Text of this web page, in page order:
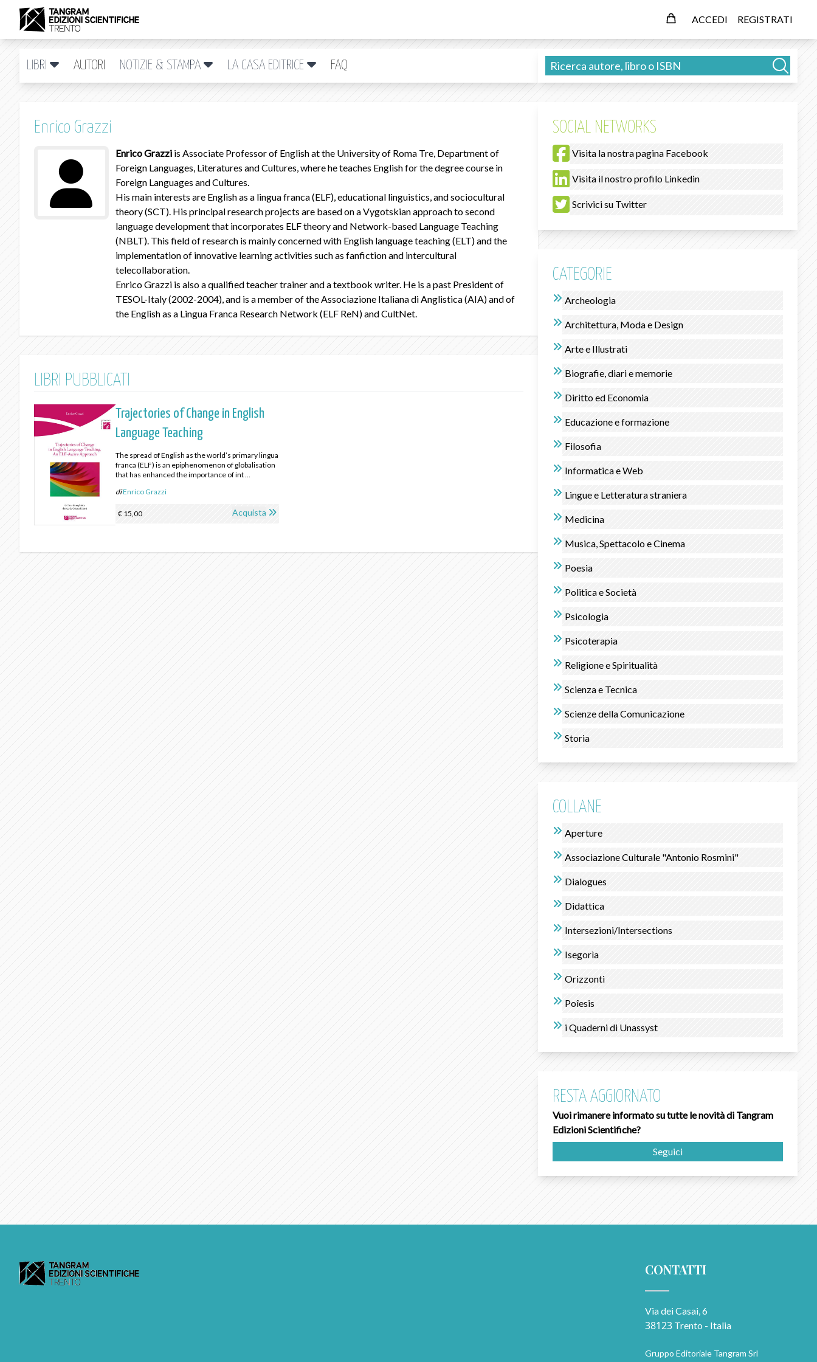
ACCEDI REGISTRATI
LIBRI AUTORI NOTIZIE & STAMPA LA CASA EDITRICE FAQ
Enrico Grazzi
Enrico Grazzi is Associate Professor of English at the University of Roma Tre, Department of
Foreign Languages, Literatures and Cultures, where he teaches English for the degree course in
Foreign Languages and Cultures.
His main interests are English as a lingua franca (ELF), educational linguistics, and sociocultural
theory (SCT). His principal research projects are based on a Vygotskian approach to second
language development that incorporates ELF theory and Network-based Language Teaching
(NBLT). This field of research is mainly concerned with English language teaching (ELT) and the
implementation of innovative learning activities such as fanfiction and intercultural
telecollaboration.
Enrico Grazzi is also a qualified teacher trainer and a textbook writer. He is a past President of
TESOL-Italy (2002-2004), and is a member of the Associazione Italiana di Anglistica (AIA) and of
the English as a Lingua Franca Research Network (ELF ReN) and CultNet.
LIBRI PUBBLICATI
Trajectories of Change in English
Language Teaching
The spread of English as the world’s primary lingua
franca (ELF) is an epiphenomenon of globalisation
that has enhanced the importance of int ...
diEnrico Grazzi
€ 15,00 Acquista
SOCIAL NETWORKS
Visita la nostra pagina Facebook
Visita il nostro profilo Linkedin
Scrivici su Twitter
CATEGORIE
Archeologia
Architettura, Moda e Design
Arte e Illustrati
Biografie, diari e memorie
Diritto ed Economia
Educazione e formazione
Filosofia
Informatica e Web
Lingue e Letteratura straniera
Medicina
Musica, Spettacolo e Cinema
Poesia
Politica e Società
Psicologia
Psicoterapia
Religione e Spiritualità
Scienza e Tecnica
Scienze della Comunicazione
Storia
COLLANE
Aperture
Associazione Culturale "Antonio Rosmini"
Dialogues
Didattica
Intersezioni/Intersections
Isegorìa
Orizzonti
Poîesis
i Quaderni di Unassyst
RESTA AGGIORNATO
Vuoi rimanere informato su tutte le novità di Tangram
Edizioni Scientifiche?
Seguici
CONTATTI
Via dei Casai, 6
38123 Trento - Italia
Gruppo Editoriale Tangram Srl